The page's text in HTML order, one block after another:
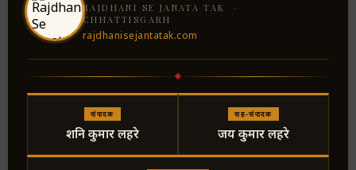
RAJDHANI SE JANATA TAK ·
CHHATTISGARH
rajdhanisejantatak.com
संपादक
शनि कुमार लहरे
सह-संपादक
जय कुमार लहरे